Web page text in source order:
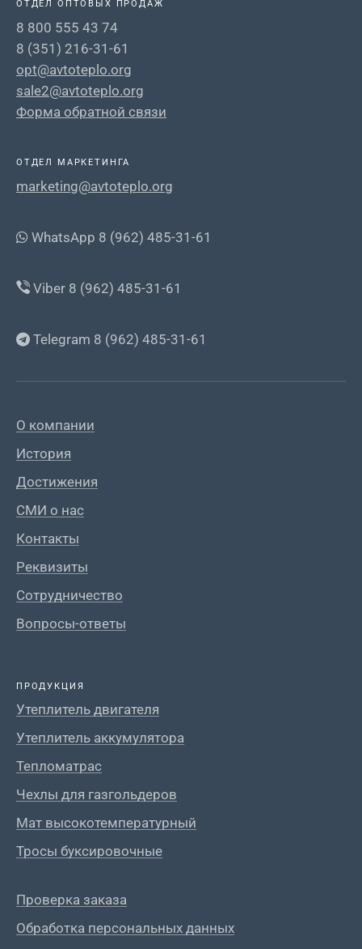
ОТДЕЛ ОПТОВЫХ ПРОДАЖ
8 800 555 43 74
8 (351) 216-31-61
opt@avtoteplo.org
sale2@avtoteplo.org
Форма обратной связи
ОТДЕЛ МАРКЕТИНГА
marketing@avtoteplo.org
WhatsApp 8 (962) 485-31-61
Viber 8 (962) 485-31-61
Telegram 8 (962) 485-31-61
О компании
История
Достижения
СМИ о нас
Контакты
Реквизиты
Сотрудничество
Вопросы-ответы
ПРОДУКЦИЯ
Утеплитель двигателя
Утеплитель аккумулятора
Тепломатрас
Чехлы для газгольдеров
Мат высокотемпературный
Тросы буксировочные
Проверка заказа
Обработка персональных данных